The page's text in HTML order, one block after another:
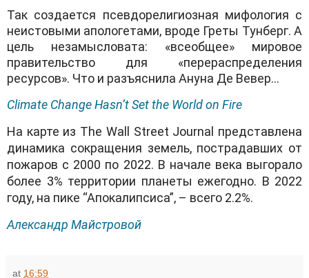
Так создается псевдорелигиозная мифология с
неистовыми апологетами, вроде Греты Тунберг. А
цель незамысловата: «всеобщее» мировое
правительство для «перераспределения
ресурсов». Что и разъяснила Ануна Де Вевер…
Climate Change Hasn’t Set the World on Fire
На карте из The Wall Street Journal представлена
динамика сокращения земель, пострадавших от
пожаров с 2000 по 2022. В начале века выгорало
более 3% территории планеты ежегодно. В 2022
году, на пике “Апокалипсиса”, – всего 2.2%.
Александр Майстровой
at 16:59